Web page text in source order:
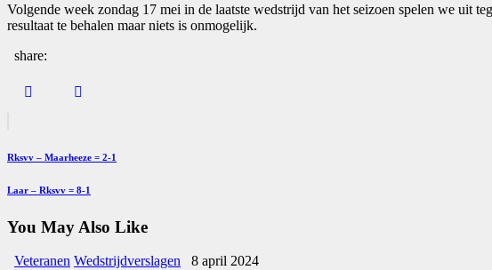
Volgende week zondag 17 mei in de laatste wedstrijd van het seizoen spelen we uit
resultaat te behalen maar niets is onmogelijk.
share:
navigatie
Rksvv – Maarheeze = 2-1
Next
Laar – Rksvv = 8-1
You May Also Like
Veteranen Wedstrijdverslagen 8 april 2024